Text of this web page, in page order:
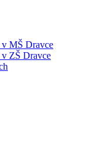
v MŠ Dravce
v ZŠ Dravce